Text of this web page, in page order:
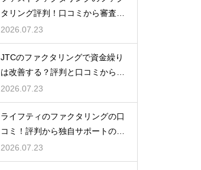
タリング評判！口コミから審査の
裏側を分析
2026.07.23
JTCのファクタリングで資金繰り
は改善する？評判と口コミから事
例を紹介
2026.07.23
ライフティのファクタリングの口
コミ！評判から独自サポートの良
さを実感
2026.07.23